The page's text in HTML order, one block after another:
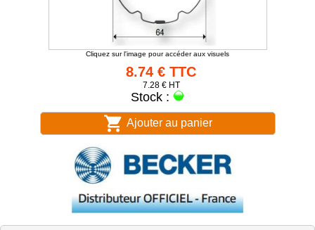
Cliquez sur l'image pour accéder aux visuels
8.74 € TTC
7.28 € HT
Stock :
Ajouter au panier